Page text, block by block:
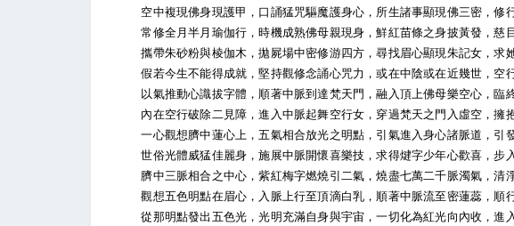
空中複現佛身現護甲，口誦猛咒驅魔護身心，所生諸事顯現佛三密，修行
常修全月半月瑜伽行，時機成熟佛母親現身，鮮紅苗條之身披黃發，慈目
攜帶朱砂粉與棱伽木，拋屍場中密修游四方，尋找眉心顯現朱記女，求她
假若今生不能得成就，堅持觀修念誦心咒力，或在中陰或在近幾世，空行
以氣推動心識拔字體，順著中脈到達梵天門，融入頂上佛母樂空心，臨終
內在空行破除二見障，進入中脈起舞空行女，穿過梵天之門入虛空，擁抱
一心觀想臍中蓮心上，五氣相合放光之明點，引氣進入身心諸脈道，引發
世俗光體威猛佳麗身，施展中脈開懷喜樂技，求得煡字少年心歡喜，步入
臍中三脈相合之中心，紫紅梅字燃燒引二氣，燒盡七萬二千脈濁氣，清淨
觀想五色明點在眉心，入脈上行至頂滴白乳，順著中脈流至密蓮蕊，順行
從那明點發出五色光，光明充滿自身與宇宙，一切化為紅光向內收，進入